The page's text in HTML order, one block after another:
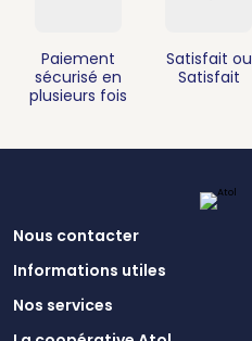
Paiement
sécurisé en
plusieurs fois
Satisfait ou
Satisfait
Nous contacter
Informations utiles
Nos services